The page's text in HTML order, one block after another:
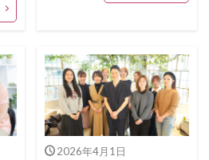
2026年4月1日